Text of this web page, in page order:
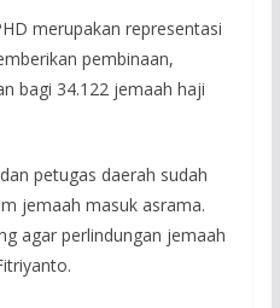
merupakan representasi
pembinaan,
bagi 34.122 jemaah haji
petugas daerah sudah
jemaah masuk asrama.
agar perlindungan jemaah